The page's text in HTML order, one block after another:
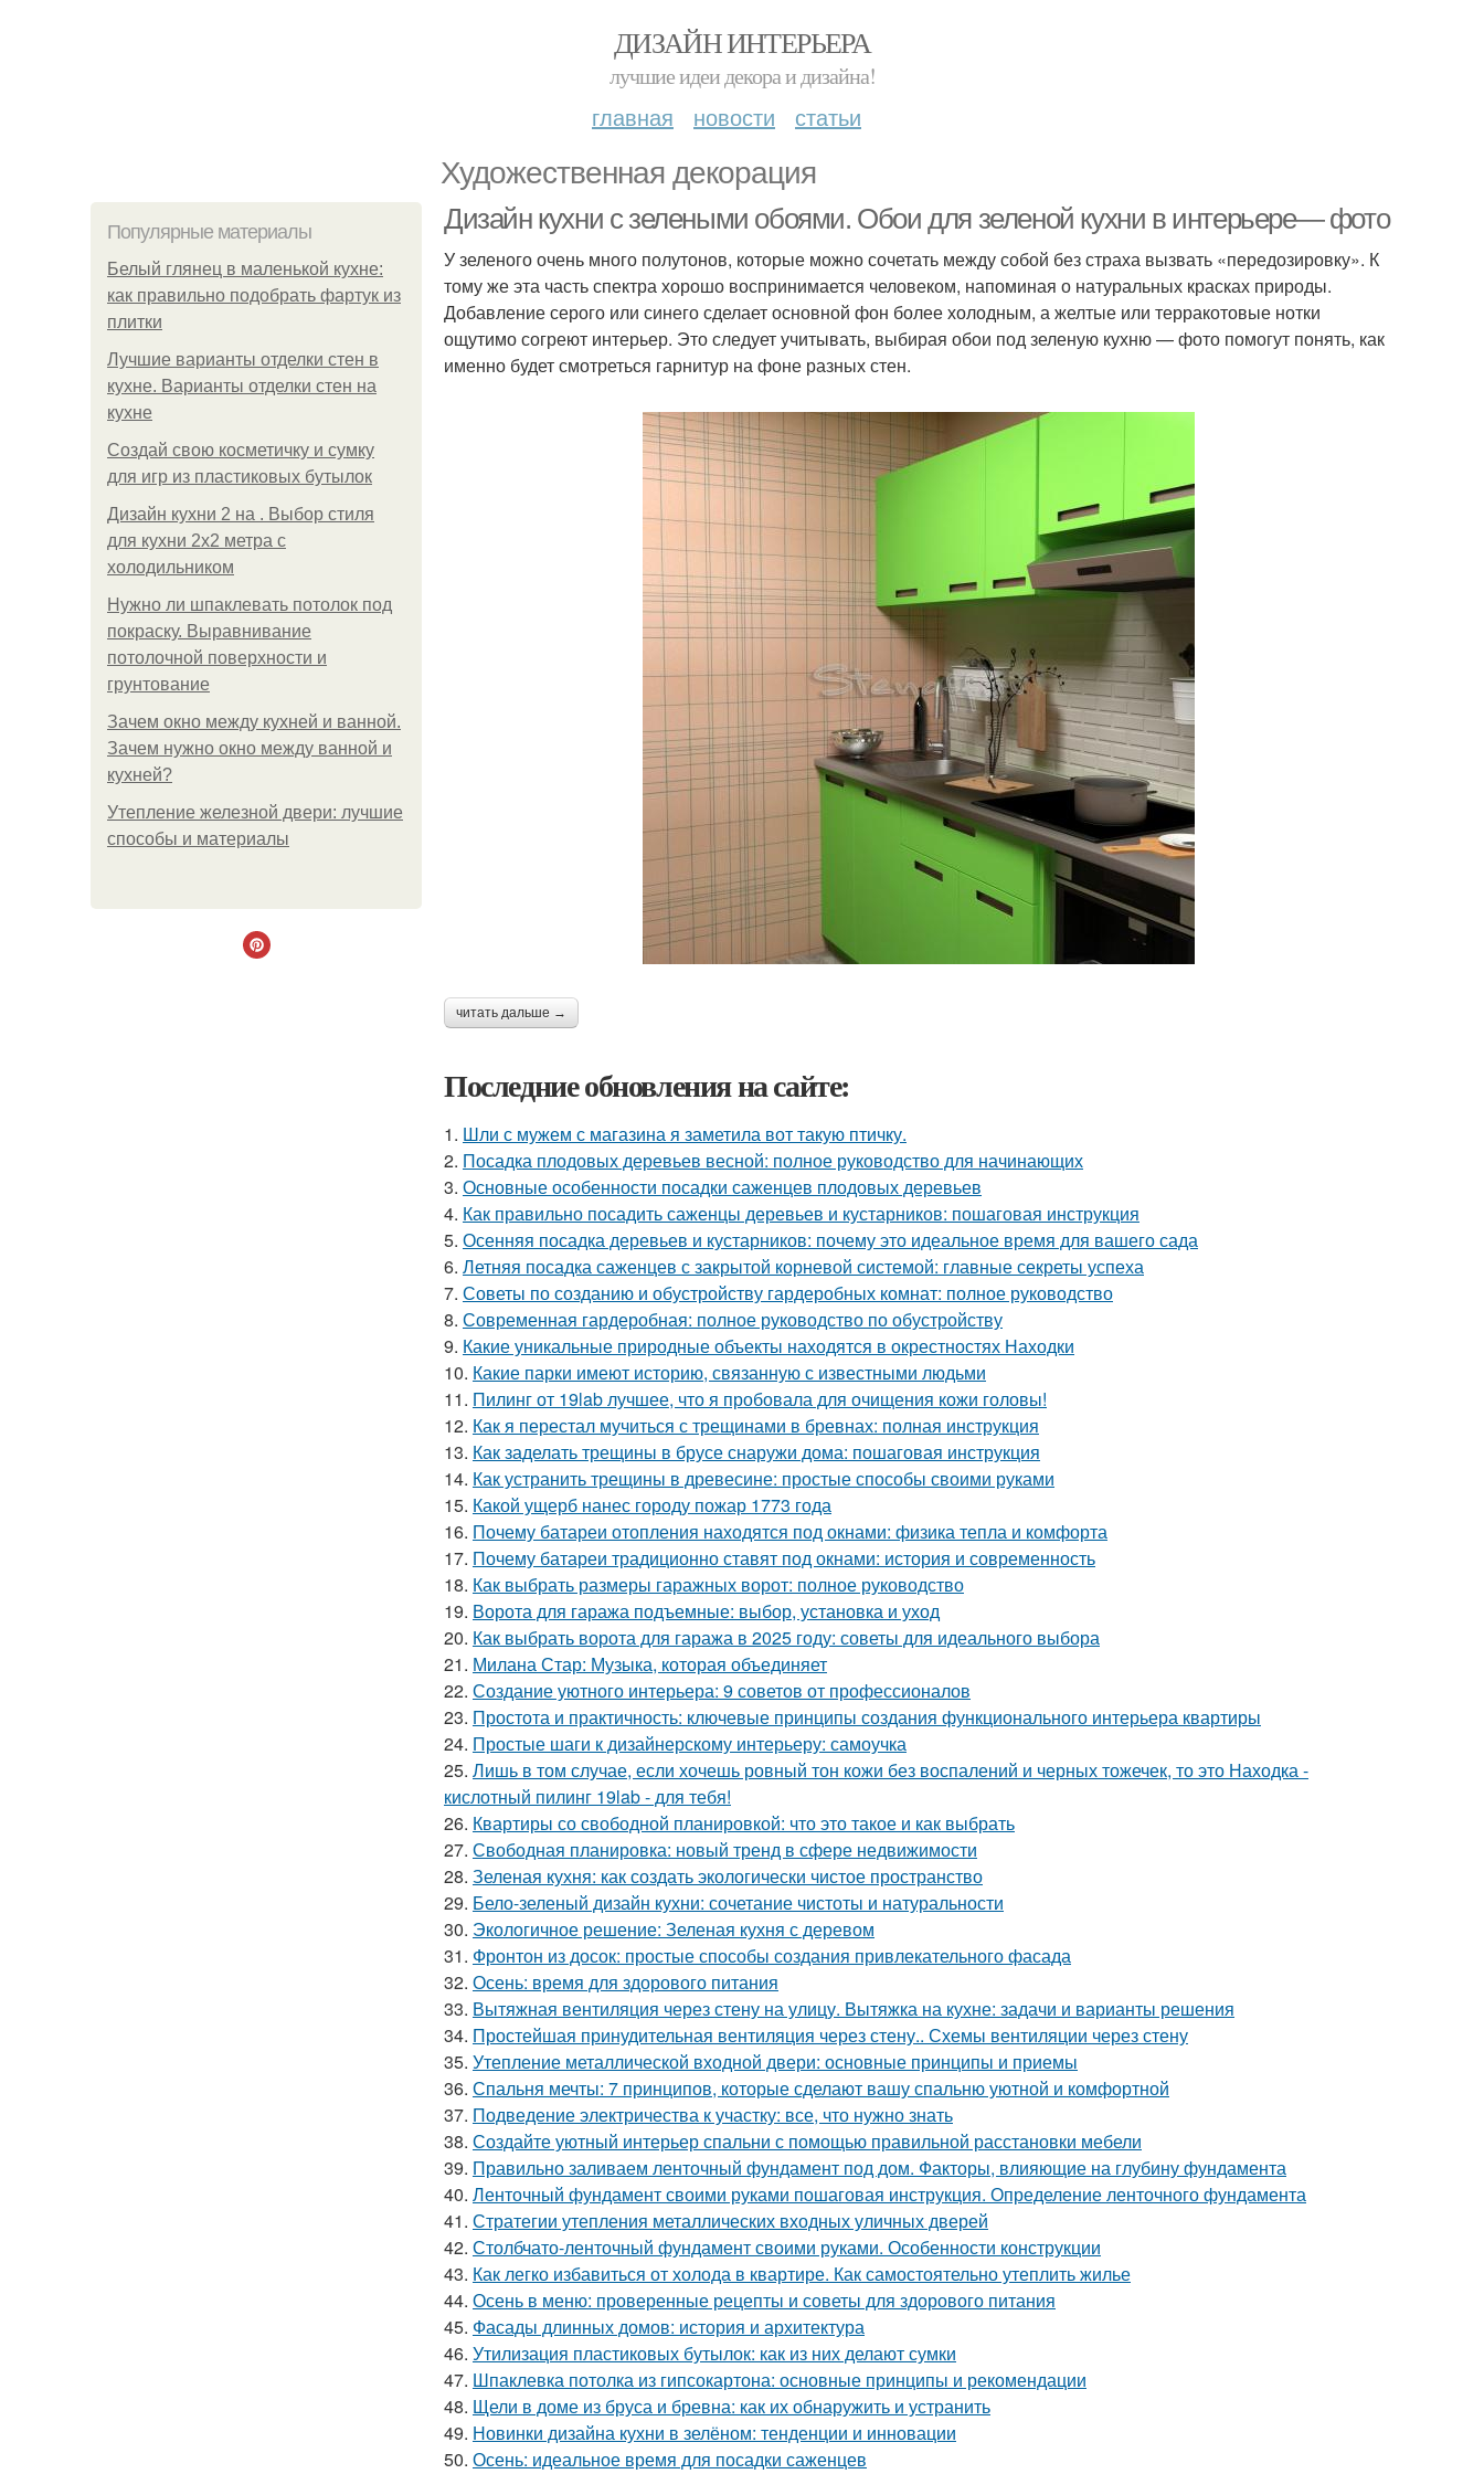
ДИЗАЙН ИНТЕРЬЕРА
лучшие идеи декора и дизайна!
главная новости статьи
Художественная декорация
Популярные материалы
Белый глянец в маленькой кухне:
как правильно подобрать фартук из
плитки
Лучшие варианты отделки стен в
кухне. Варианты отделки стен на
кухне
Создай свою косметичку и сумку
для игр из пластиковых бутылок
Дизайн кухни 2 на . Выбор стиля
для кухни 2х2 метра с
холодильником
Нужно ли шпаклевать потолок под
покраску. Выравнивание
потолочной поверхности и
грунтование
Зачем окно между кухней и ванной.
Зачем нужно окно между ванной и
кухней?
Утепление железной двери: лучшие
способы и материалы
Дизайн кухни с зелеными обоями. Обои для зеленой кухни в интерьере— фото
У зеленого очень много полутонов, которые можно сочетать между собой без страха вызвать «передозировку». К
тому же эта часть спектра хорошо воспринимается человеком, напоминая о натуральных красках природы.
Добавление серого или синего сделает основной фон более холодным, а желтые или терракотовые нотки
ощутимо согреют интерьер. Это следует учитывать, выбирая обои под зеленую кухню — фото помогут понять, как
именно будет смотреться гарнитур на фоне разных стен.
читать дальше →
Последние обновления на сайте:
1. Шли с мужем с магазина я заметила вот такую птичку.
2. Посадка плодовых деревьев весной: полное руководство для начинающих
3. Основные особенности посадки саженцев плодовых деревьев
4. Как правильно посадить саженцы деревьев и кустарников: пошаговая инструкция
5. Осенняя посадка деревьев и кустарников: почему это идеальное время для вашего сада
6. Летняя посадка саженцев с закрытой корневой системой: главные секреты успеха
7. Советы по созданию и обустройству гардеробных комнат: полное руководство
8. Современная гардеробная: полное руководство по обустройству
9. Какие уникальные природные объекты находятся в окрестностях Находки
10. Какие парки имеют историю, связанную с известными людьми
11. Пилинг от 19lab лучшее, что я пробовала для очищения кожи головы!
12. Как я перестал мучиться с трещинами в бревнах: полная инструкция
13. Как заделать трещины в брусе снаружи дома: пошаговая инструкция
14. Как устранить трещины в древесине: простые способы своими руками
15. Какой ущерб нанес городу пожар 1773 года
16. Почему батареи отопления находятся под окнами: физика тепла и комфорта
17. Почему батареи традиционно ставят под окнами: история и современность
18. Как выбрать размеры гаражных ворот: полное руководство
19. Ворота для гаража подъемные: выбор, установка и уход
20. Как выбрать ворота для гаража в 2025 году: советы для идеального выбора
21. Милана Стар: Музыка, которая объединяет
22. Создание уютного интерьера: 9 советов от профессионалов
23. Простота и практичность: ключевые принципы создания функционального интерьера квартиры
24. Простые шаги к дизайнерскому интерьеру: самоучка
25. Лишь в том случае, если хочешь ровный тон кожи без воспалений и черных тожечек, то это Находка -
кислотный пилинг 19lab - для тебя!
26. Квартиры со свободной планировкой: что это такое и как выбрать
27. Свободная планировка: новый тренд в сфере недвижимости
28. Зеленая кухня: как создать экологически чистое пространство
29. Бело-зеленый дизайн кухни: сочетание чистоты и натуральности
30. Экологичное решение: Зеленая кухня с деревом
31. Фронтон из досок: простые способы создания привлекательного фасада
32. Осень: время для здорового питания
33. Вытяжная вентиляция через стену на улицу. Вытяжка на кухне: задачи и варианты решения
34. Простейшая принудительная вентиляция через стену.. Схемы вентиляции через стену
35. Утепление металлической входной двери: основные принципы и приемы
36. Спальня мечты: 7 принципов, которые сделают вашу спальню уютной и комфортной
37. Подведение электричества к участку: все, что нужно знать
38. Создайте уютный интерьер спальни с помощью правильной расстановки мебели
39. Правильно заливаем ленточный фундамент под дом. Факторы, влияющие на глубину фундамента
40. Ленточный фундамент своими руками пошаговая инструкция. Определение ленточного фундамента
41. Стратегии утепления металлических входных уличных дверей
42. Столбчато-ленточный фундамент своими руками. Особенности конструкции
43. Как легко избавиться от холода в квартире. Как самостоятельно утеплить жилье
44. Осень в меню: проверенные рецепты и советы для здорового питания
45. Фасады длинных домов: история и архитектура
46. Утилизация пластиковых бутылок: как из них делают сумки
47. Шпаклевка потолка из гипсокартона: основные принципы и рекомендации
48. Щели в доме из бруса и бревна: как их обнаружить и устранить
49. Новинки дизайна кухни в зелёном: тенденции и инновации
50. Осень: идеальное время для посадки саженцев